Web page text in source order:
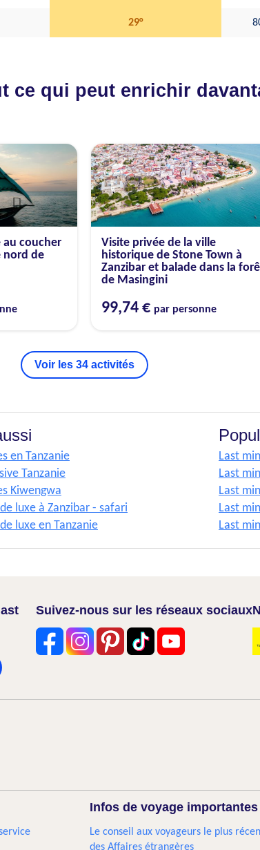
29°
ce qui peut enrichir
au coucher
nord de
Visite privée de la ville
historique de Stone Town à
Zanzibar et balade dans la
de Masingini
99,74 € par personne
Voir les 34 activités
en Tanzanie
Tanzanie
Kiwengwa
luxe à Zanzibar - safari
luxe en Tanzanie
Last
Last
Last
Last
Last
Suivez-nous sur les réseaux sociaux
Infos de voyage importantes
Le conseil aux voyageurs le plus
des Affaires étrangères